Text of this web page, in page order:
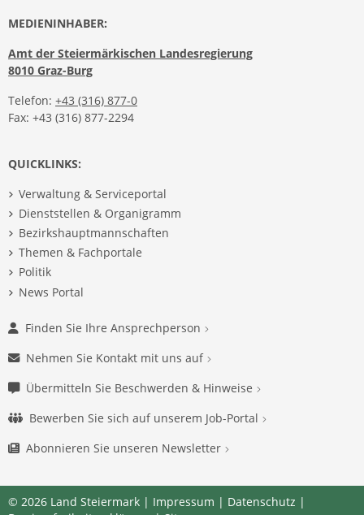
MEDIENINHABER:
Amt der Steiermärkischen Landesregierung
8010 Graz-Burg
Telefon: +43 (316) 877-0
Fax: +43 (316) 877-2294
QUICKLINKS:
Verwaltung & Serviceportal
Dienststellen & Organigramm
Bezirkshauptmannschaften
Themen & Fachportale
Politik
News Portal
Finden Sie Ihre Ansprechperson
Nehmen Sie Kontakt mit uns auf
Übermitteln Sie Beschwerden & Hinweise
Bewerben Sie sich auf unserem Job-Portal
Abonnieren Sie unseren Newsletter
© 2026 Land Steiermark | Impressum | Datenschutz |